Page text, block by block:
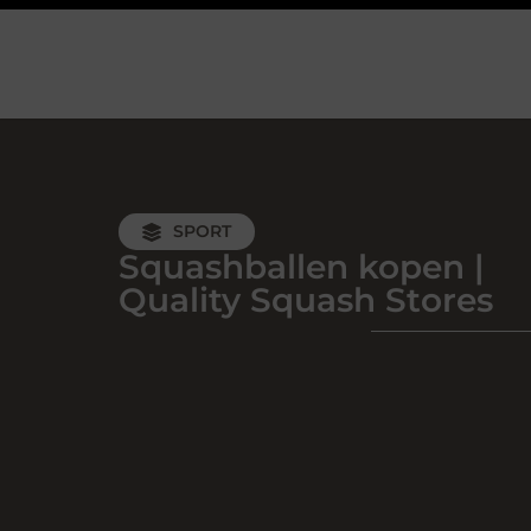
SPORT
Squashballen kopen |
Quality Squash Stores